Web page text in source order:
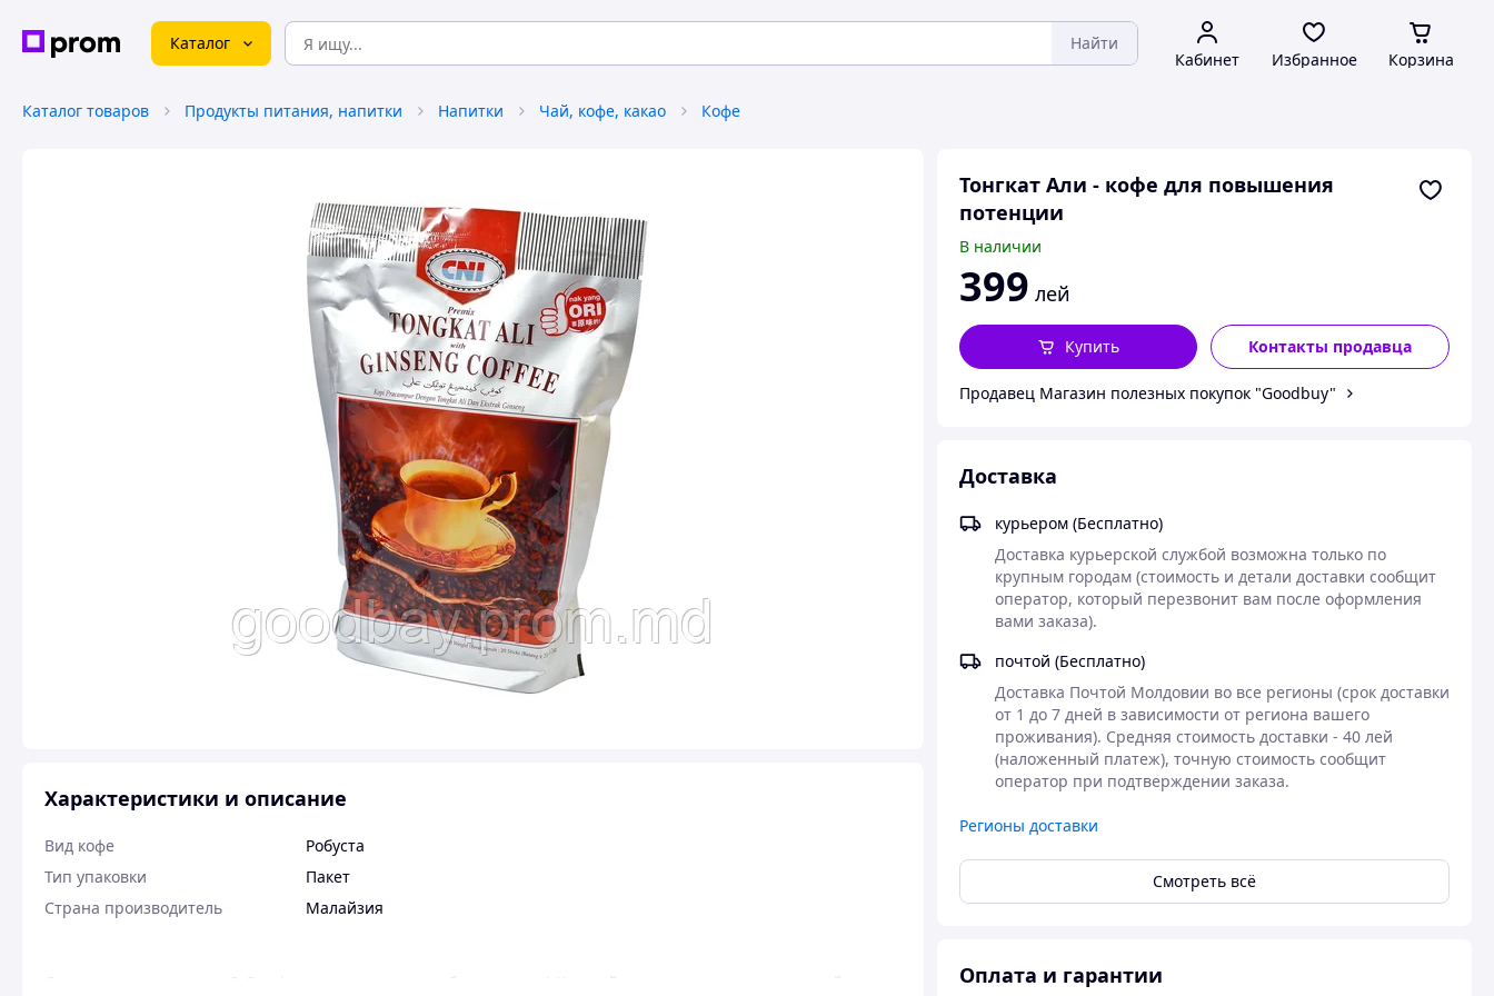
Каталог Найти
Кабинет Избранное Корзина
Каталог товаров Продукты питания, напитки Напитки Чай, кофе, какао Кофе
Тонгкат Али - кофе для повышения
потенции
В наличии
399 лей
Контакты продавца
Купить
Продавец Магазин полезных покупок "Goodbuy"
Доставка
курьером (Бесплатно)
Доставка курьерской службой возможна только по
крупным городам (стоимость и детали доставки сообщит
оператор, который перезвонит вам после оформления
вами заказа).
почтой (Бесплатно)
Доставка Почтой Молдовии во все регионы (срок доставки
от 1 до 7 дней в зависимости от региона вашего
проживания). Средняя стоимость доставки - 40 лей
(наложенный платеж), точную стоимость сообщит
оператор при подтверждении заказа.
Регионы доставки
Смотреть всё
Оплата и гарантии
Характеристики и описание
Вид кофе
Робуста
Тип упаковки
Пакет
Страна производитель
Малайзия
С чего начинается утро? С кофе, ответят многие и будут правы! Каждый человек предпочитает свой сорт, а